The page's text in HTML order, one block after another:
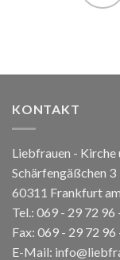
KONTAKT
Liebfrauen -
Schärfengäßchen 3
60311 Frankfurt
Tel.: 069 - 29 72 96
Fax: 069 - 29 72 96
E-Mail: